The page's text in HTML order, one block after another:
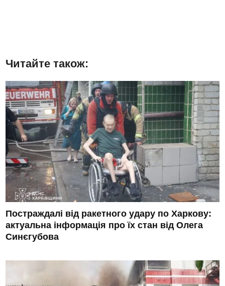
Читайте також:
Постраждалі від ракетного удару по Харкову:
актуальна інформація про їх стан від Олега
Синєгубова